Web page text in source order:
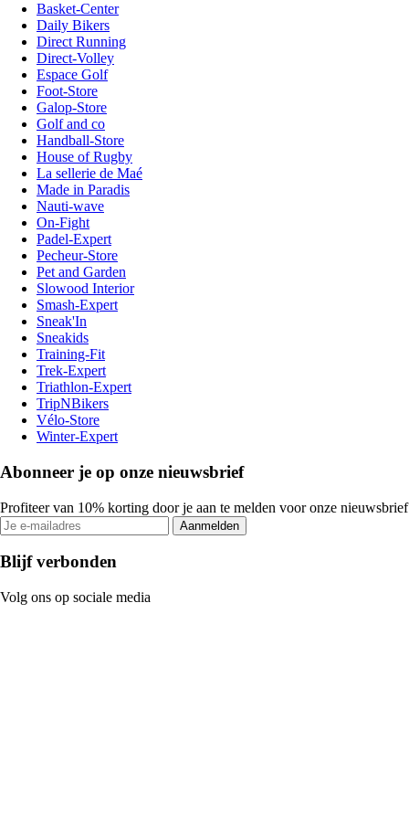
Basket-Center
Daily Bikers
Direct Running
Direct-Volley
Espace Golf
Foot-Store
Galop-Store
Golf and co
Handball-Store
House of Rugby
La sellerie de Maé
Made in Paradis
Nauti-wave
On-Fight
Padel-Expert
Pecheur-Store
Pet and Garden
Slowood Interior
Smash-Expert
Sneak'In
Sneakids
Training-Fit
Trek-Expert
Triathlon-Expert
TripNBikers
Vélo-Store
Winter-Expert
Abonneer je op onze nieuwsbrief
Profiteer van 10% korting door je aan te melden voor onze nieuwsbrief
Aanmelden
Blijf verbonden
Volg ons op sociale media